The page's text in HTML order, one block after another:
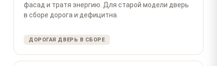
фасад и тратя энергию. Для старой модели дверь
в сборе дорога и дефицитна.
ДОРОГАЯ ДВЕРЬ В СБОРЕ